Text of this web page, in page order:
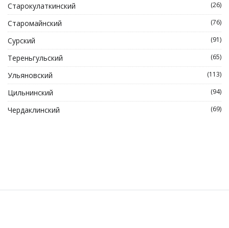
Старокулаткинский (26)
Старомайнский (76)
Сурский (91)
Тереньгульский (65)
Ульяновский (113)
Цильнинский (94)
Чердаклинский (69)